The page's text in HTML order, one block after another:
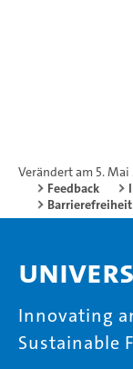
Verändert am 5. Mai
Feedback
Barrierefreiheit
Innovating
Sustainable